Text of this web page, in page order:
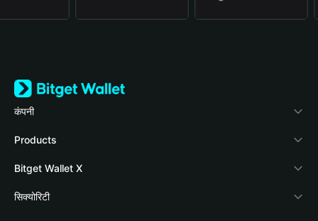
कंपनी
Bitget Wallet के बारे में
ब्लॉग
वॉलेट अकादमी
Products
Crypto Card
Stablecoin Earn
Bitget Wallet X
दस्तावेज़ीकरण
सिक्योरिटी